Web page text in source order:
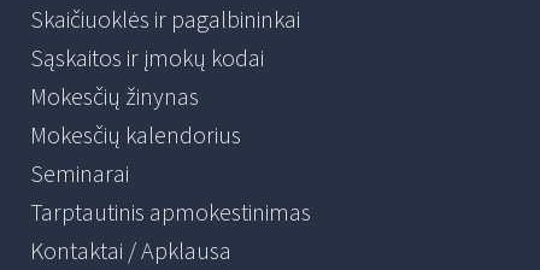
Skaičiuoklės ir pagalbininkai
Sąskaitos ir įmokų kodai
Mokesčių žinynas
Mokesčių kalendorius
Seminarai
Tarptautinis apmokestinimas
Kontaktai / Apklausa